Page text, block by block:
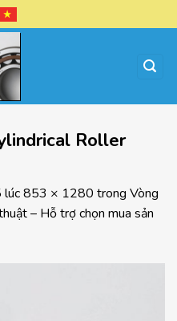
Roller
lúc853 × 1280 trong Vòng
– Hỗ trợ chọn mua sản